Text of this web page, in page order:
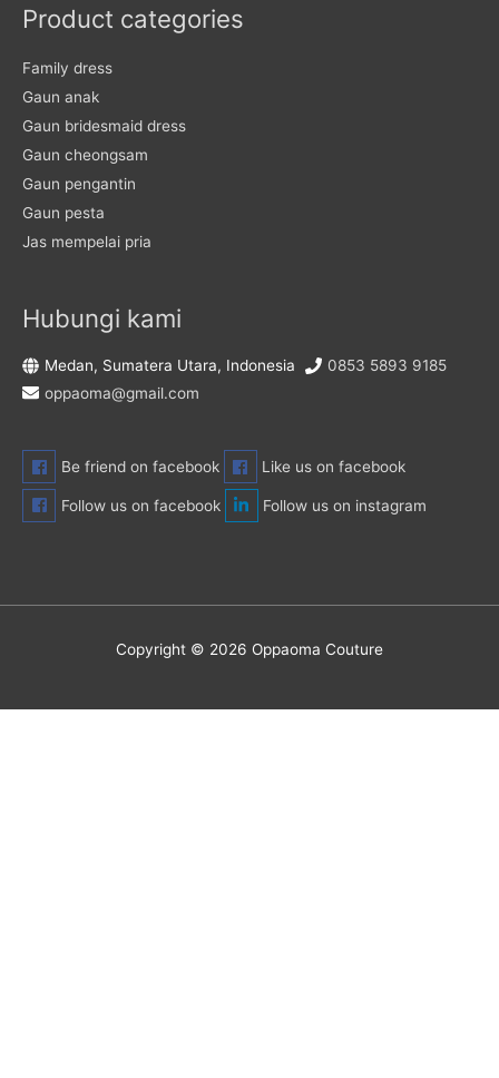
Product categories
Family dress
Gaun anak
Gaun bridesmaid dress
Gaun cheongsam
Gaun pengantin
Gaun pesta
Jas mempelai pria
Hubungi kami
Medan, Sumatera Utara, Indonesia
0853 5893 9185
oppaoma@gmail.com
Be friend on facebook Like us on facebook
Follow us on facebook Follow us on instagram
Copyright © 2026 Oppaoma Couture